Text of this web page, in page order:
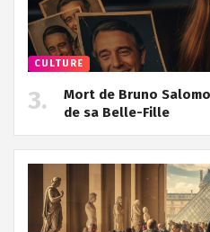
CULTURE
Mort de Bruno
de sa Belle-Fille